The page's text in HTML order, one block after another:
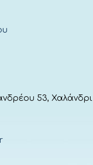
53, Χαλάνδρι